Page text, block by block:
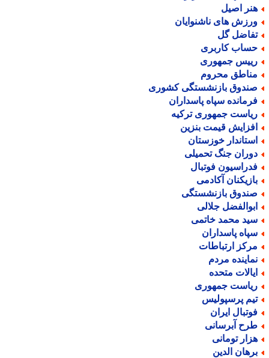
اصیل
های ناشنوایان
گل
کاربری
جمهوری
محروم
بازنشستگی کشوری
سپاه پاسداران
جمهوری ترکیه
قیمت بنزین
خوزستان
جنگ تحمیلی
فوتبال
آکادمی
بازنشستگی
جلالی
محمد خاتمی
پاسداران
ارتباطات
مردم
متحده
جمهوری
پرسپولیس
ایران
آبرسانی
تومانی
الدین